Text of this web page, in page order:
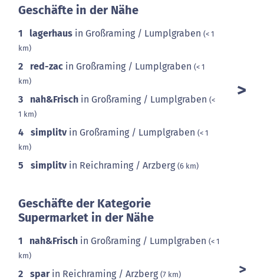
Geschäfte in der Nähe
1 lagerhaus in Großraming / Lumplgraben (< 1
km)
2 red-zac in Großraming / Lumplgraben (< 1
km)
3 nah&Frisch in Großraming / Lumplgraben (<
1 km)
4 simplitvin Großraming / Lumplgraben (< 1
km)
5 simplitvin Reichraming / Arzberg (6 km)
Geschäfte der Kategorie
Supermarket in der Nähe
1 nah&Frisch in Großraming / Lumplgraben (< 1
km)
2 sparin Reichraming / Arzberg (7 km)